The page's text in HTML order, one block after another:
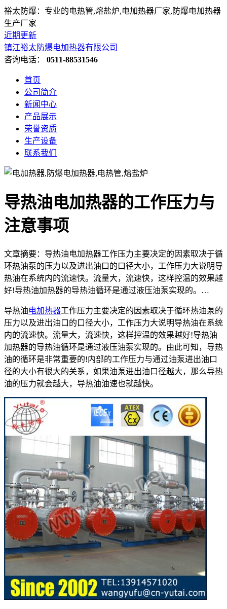
裕太防爆：专业的电热管,熔盐炉,电加热器厂家,防爆电加热器
生产厂家
近期更新
镇江裕太防爆电加热器有限公司
咨询电话： 0511-88531546
首页
公司简介
新闻中心
产品展示
荣誉资质
生产设备
联系我们
导热油电加热器的工作压力与
注意事项
文章摘要：导热油电加热器工作压力主要决定的因素取决于循
环热油泵的压力以及进出油口的口径大小，工作压力大说明导
热油在系统内的流速快。流量大，流速快，这样控温的效果越
好!导热油加热器的导热油循环是通过液压油泵实现的。…
导热油电加热器工作压力主要决定的因素取决于循环热油泵的
压力以及进出油口的口径大小，工作压力大说明导热油在系统
内的流速快。流量大，流速快，这样控温的效果越好!导热油
加热器的导热油循环是通过液压油泵实现的。由此可知，导热
油的循环是非常重要的!内部的工作压力与通过油泵进出油口
径的大小有很大的关系，如果油泵进出油口径越大，那么导热
油的压力就会越大，导热油油速也就越快。